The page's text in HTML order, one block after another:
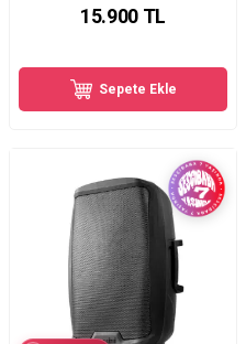
15.900TL
Sepete Ekle